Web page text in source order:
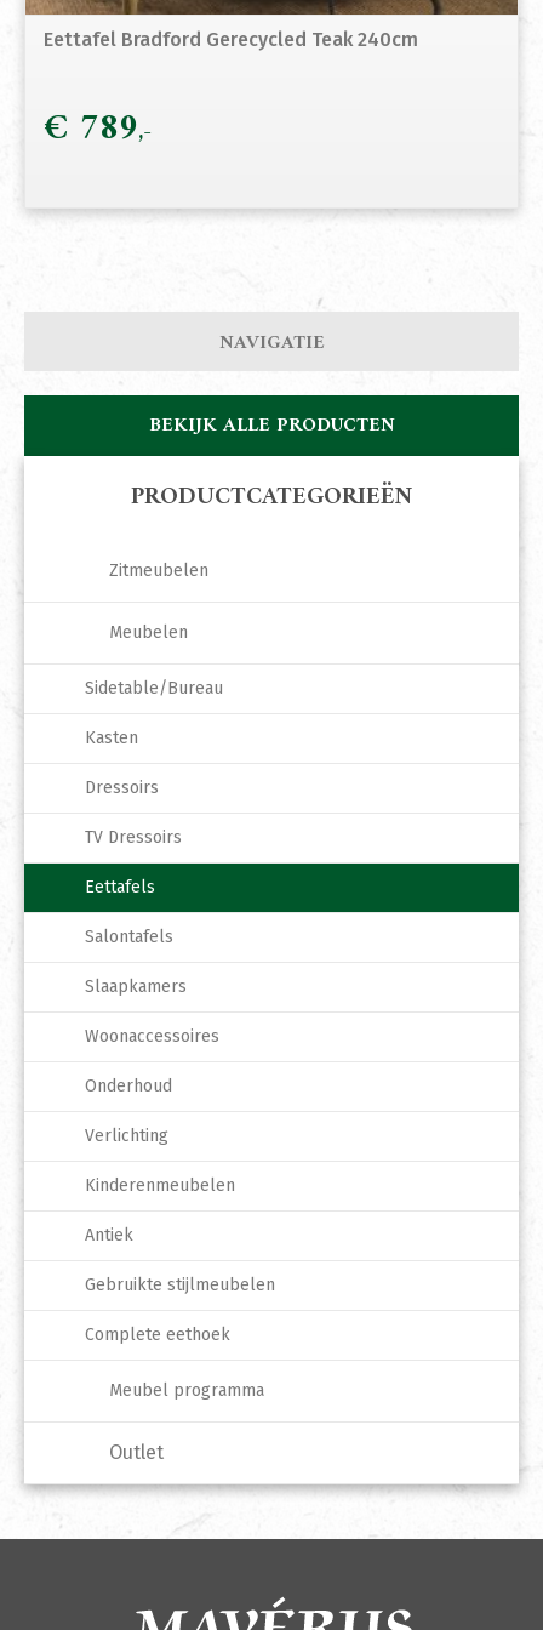
Eettafel Bradford Gerecycled Teak 240cm
€ 789
NAVIGATIE
BEKIJK ALLE PRODUCTEN
PRODUCTCATEGORIEËN
Zitmeubelen
Meubelen
Sidetable/Bureau
Kasten
Dressoirs
TV Dressoirs
Eettafels
Salontafels
Slaapkamers
Woonaccessoires
Onderhoud
Verlichting
Kinderenmeubelen
Antiek
Gebruikte stijlmeubelen
Complete eethoek
Meubel programma
Outlet